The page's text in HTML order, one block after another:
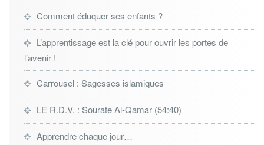
Comment éduquer ses enfants ?
L’apprentissage est la clé pour ouvrir les portes de
l’avenir !
Carrousel : Sagesses islamiques
LE R.D.V. : Sourate Al-Qamar (54:40)
Apprendre chaque jour…